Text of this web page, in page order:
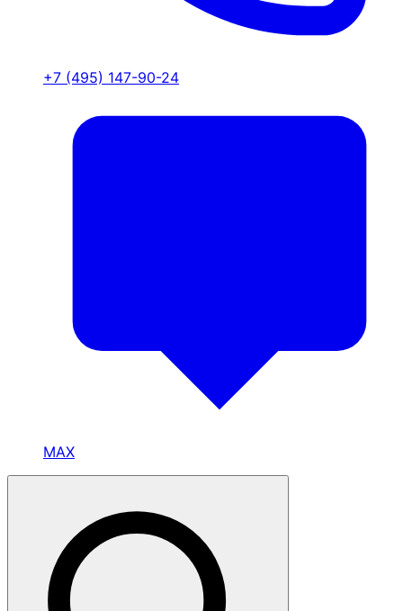
+7 (495) 147-90-24
MAX